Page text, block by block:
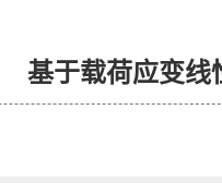
基于载荷应变线